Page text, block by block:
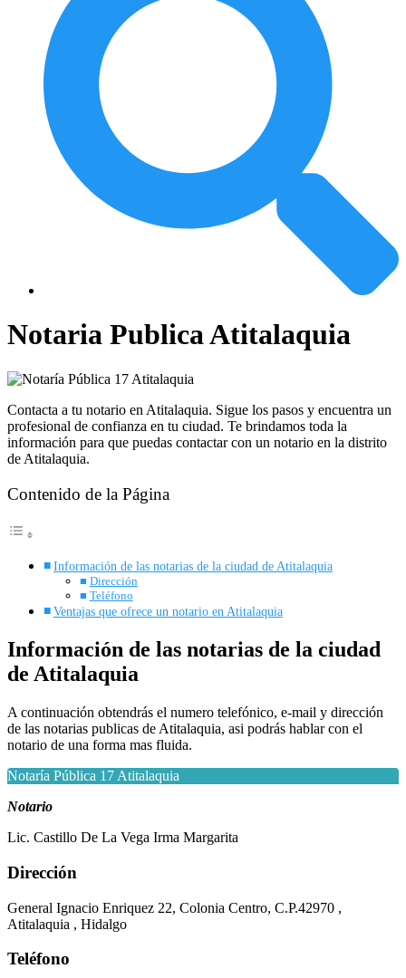
Notaria Publica Atitalaquia
Contacta a tu notario en Atitalaquia. Sigue los pasos y encuentra un
profesional de confianza en tu ciudad. Te brindamos toda la
información para que puedas contactar con un notario en la distrito
de Atitalaquia.
Contenido de la Página
Información de las notarias de la ciudad de Atitalaquia
Dirección
Teléfono
Ventajas que ofrece un notario en Atitalaquia
Información de las notarias de la ciudad
de Atitalaquia
A continuación obtendrás el numero telefónico, e-mail y dirección
de las notarias publicas de Atitalaquia, asi podrás hablar con el
notario de una forma mas fluida.
Notaría Pública 17 Atitalaquia
Notario
Lic. Castillo De La Vega Irma Margarita
Dirección
General Ignacio Enriquez 22, Colonia Centro, C.P.42970 ,
Atitalaquia , Hidalgo
Teléfono